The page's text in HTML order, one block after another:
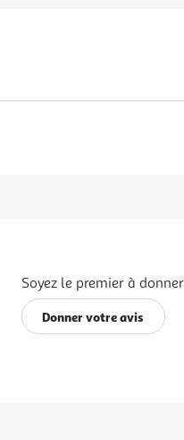
Soyez le premier à
Donner votre avis